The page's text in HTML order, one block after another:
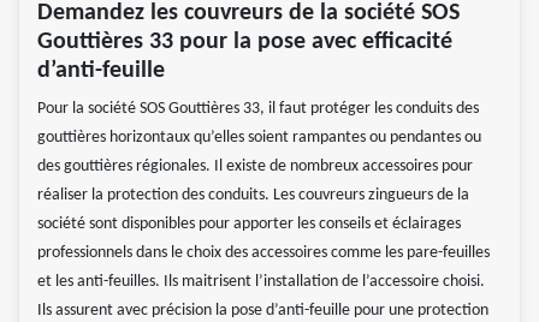
Demandez les couvreurs de la société SOS
Gouttières 33 pour la pose avec efficacité
d’anti-feuille
Pour la société SOS Gouttières 33, il faut protéger les conduits des
gouttières horizontaux qu’elles soient rampantes ou pendantes ou
des gouttières régionales. Il existe de nombreux accessoires pour
réaliser la protection des conduits. Les couvreurs zingueurs de la
société sont disponibles pour apporter les conseils et éclairages
professionnels dans le choix des accessoires comme les pare-feuilles
et les anti-feuilles. Ils maitrisent l’installation de l’accessoire choisi.
Ils assurent avec précision la pose d’anti-feuille pour une protection